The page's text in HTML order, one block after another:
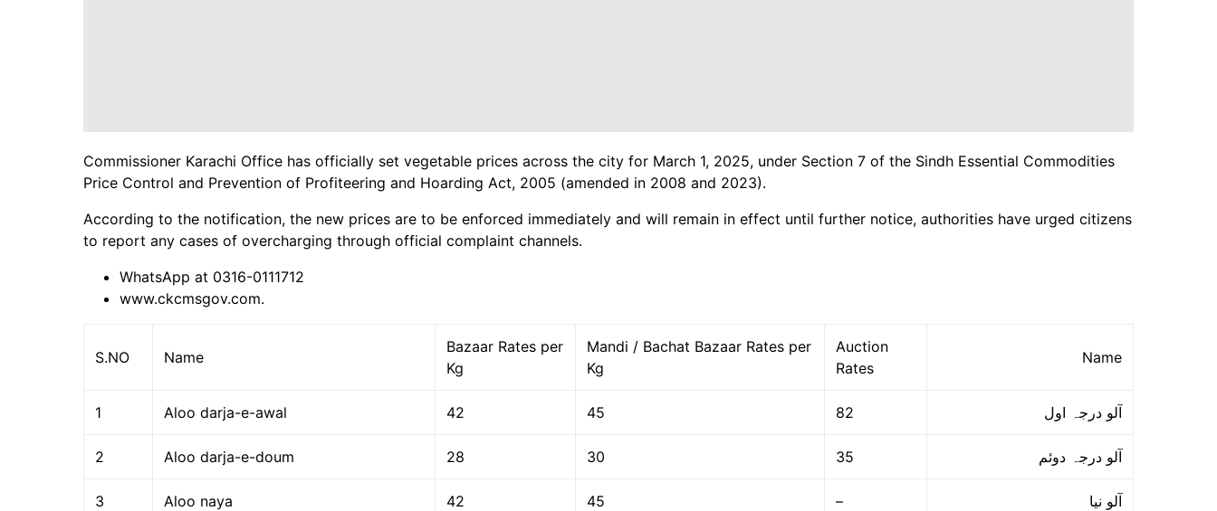
Commissioner Karachi Office has officially set vegetable prices across the city for March 1, 2025, under Section 7 of the Sindh Essential Commodities
Price Control and Prevention of Profiteering and Hoarding Act, 2005 (amended in 2008 and 2023).
According to the notification, the new prices are to be enforced immediately and will remain in effect until further notice, authorities have urged citizens
to report any cases of overcharging through official complaint channels.
WhatsApp at 0316-0111712
www.ckcmsgov.com.
S.NO Name
Bazaar Rates per
Kg
Mandi / Bachat Bazaar Rates per
Kg
Auction
Rates
Name
1 Aloo darja-e-awal 42 45 82 آلو درجہ اول
2 Aloo darja-e-doum 28 30 35 آلو درجہ دوئم
3 Aloo naya 42 45 – آلو نیا